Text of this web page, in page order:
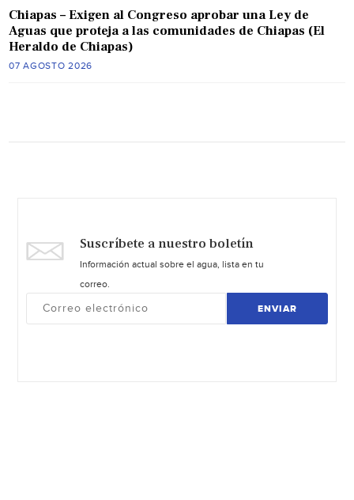
Chiapas – Exigen al Congreso aprobar una Ley de
Aguas que proteja a las comunidades de Chiapas (El
Heraldo de Chiapas)
07 AGOSTO 2026
Suscríbete a nuestro boletín
Información actual sobre el agua, lista en tu
correo.
ENVIAR